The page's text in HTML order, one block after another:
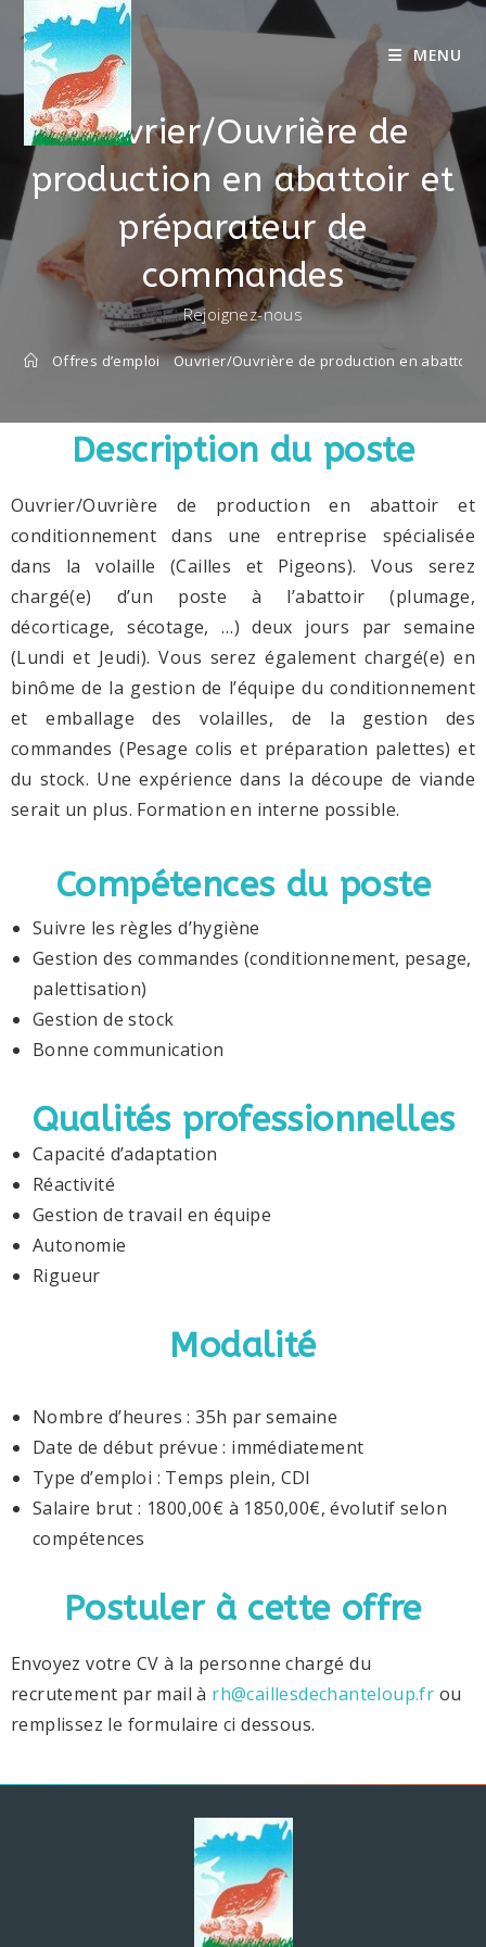
MENU
Ouvrier/Ouvrière de
production en abattoir et
préparateur de
commandes
Rejoignez-nous
Offres d’emploi Ouvrier/Ouvrière de production en abattoir
Description du poste
Ouvrier/Ouvrière de production en abattoir et
conditionnement dans une entreprise spécialisée
dans la volaille (Cailles et Pigeons). Vous serez
chargé(e) d’un poste à l’abattoir (plumage,
décorticage, sécotage, …) deux jours par semaine
(Lundi et Jeudi). Vous serez également chargé(e) en
binôme de la gestion de l’équipe du conditionnement
et emballage des volailles, de la gestion des
commandes (Pesage colis et préparation palettes) et
du stock. Une expérience dans la découpe de viande
serait un plus. Formation en interne possible.
Compétences du poste
Suivre les règles d’hygiène
Gestion des commandes (conditionnement, pesage,
palettisation)
Gestion de stock
Bonne communication
Qualités professionnelles
Capacité d’adaptation
Réactivité
Gestion de travail en équipe
Autonomie
Rigueur
Modalité
Nombre d’heures : 35h par semaine
Date de début prévue : immédiatement
Type d’emploi : Temps plein, CDI
Salaire brut : 1800,00€ à 1850,00€, évolutif selon
compétences
Postuler à cette offre
Envoyez votre CV à la personne chargé du
recrutement par mail à rh@caillesdechanteloup.fr ou
remplissez le formulaire ci dessous.